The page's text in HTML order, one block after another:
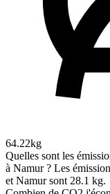
64.22kg
Quelles sont les
à Namur ? Les
et Namur sont 28.1 kg.